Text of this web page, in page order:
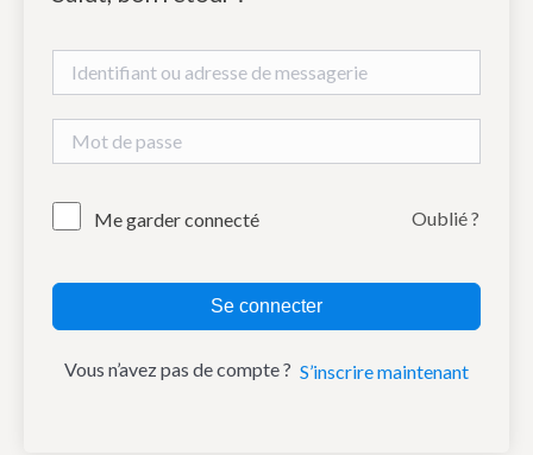
Me garder connecté Oublié ?
Se connecter
Vous n’avez pas de compte ? S’inscrire maintenant